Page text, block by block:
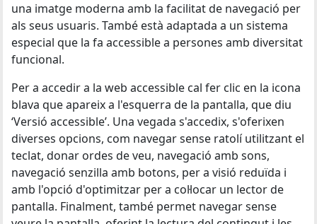
una imatge moderna amb la facilitat de navegació per
als seus usuaris. També està adaptada a un sistema
especial que la fa accessible a persones amb diversitat
funcional.
Per a accedir a la web accessible cal fer clic en la icona
blava que apareix a l'esquerra de la pantalla, que diu
‘Versió accessible’. Una vegada s'accedix, s'oferixen
diverses opcions, com navegar sense ratolí utilitzant el
teclat, donar ordes de veu, navegació amb sons,
navegació senzilla amb botons, per a visió reduïda i
amb l'opció d'optimitzar per a col·locar un lector de
pantalla. Finalment, també permet navegar sense